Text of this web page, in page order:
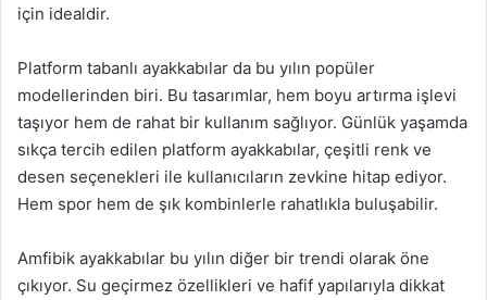
için idealdir.
Platform tabanlı ayakkabılar da bu yılın popüler
modellerinden biri. Bu tasarımlar, hem boyu artırma işlevi
taşıyor hem de rahat bir kullanım sağlıyor. Günlük yaşamda
sıkça tercih edilen platform ayakkabılar, çeşitli renk ve
desen seçenekleri ile kullanıcıların zevkine hitap ediyor.
Hem spor hem de şık kombinlerle rahatlıkla buluşabilir.
Amfibik ayakkabılar bu yılın diğer bir trendi olarak öne
çıkıyor. Su geçirmez özellikleri ve hafif yapılarıyla dikkat